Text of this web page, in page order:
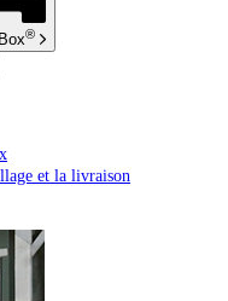
®
et la livraison